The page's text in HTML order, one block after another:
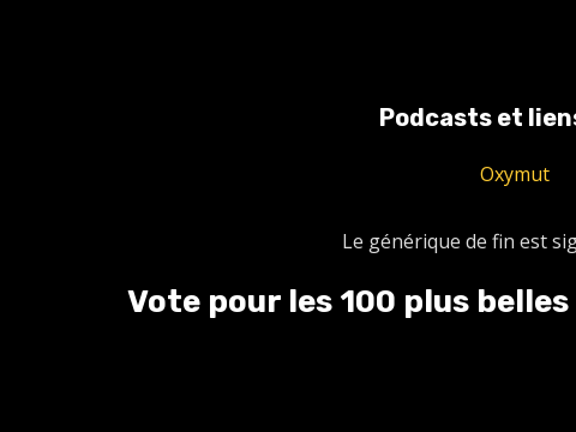
Podcasts et
Oxymut
Le générique de fin est
Vote pour les 100 plus